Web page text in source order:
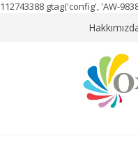
112743388 gtag('config', 'AW-